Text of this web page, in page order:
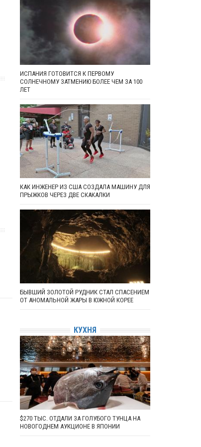
ИСПАНИЯ ГОТОВИТСЯ К ПЕРВОМУ
СОЛНЕЧНОМУ ЗАТМЕНИЮ БОЛЕЕ ЧЕМ ЗА 100
ЛЕТ
КАК ИНЖЕНЕР ИЗ США СОЗДАЛА МАШИНУ ДЛЯ
ПРЫЖКОВ ЧЕРЕЗ ДВЕ СКАКАЛКИ
БЫВШИЙ ЗОЛОТОЙ РУДНИК СТАЛ СПАСЕНИЕМ
ОТ АНОМАЛЬНОЙ ЖАРЫ В ЮЖНОЙ КОРЕЕ
КУХНЯ
$270 ТЫС. ОТДАЛИ ЗА ГОЛУБОГО ТУНЦА НА
НОВОГОДНЕМ АУКЦИОНЕ В ЯПОНИИ